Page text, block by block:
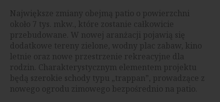
Największe zmiany obejmą patio o powierzchni
około 7 tys. mkw., które zostanie całkowicie
przebudowane. W nowej aranżacji pojawią się
dodatkowe tereny zielone, wodny plac zabaw, kino
letnie oraz nowe przestrzenie rekreacyjne dla
rodzin. Charakterystycznym elementem projektu
będą szerokie schody typu „trappan”, prowadzące z
nowego ogrodu zimowego bezpośrednio na patio.